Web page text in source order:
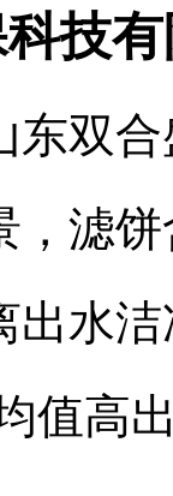
技
东双
滤
出水
值高